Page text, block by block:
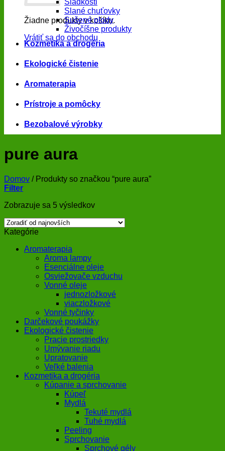
Žiadne produkty v košíku.
Vrátiť sa do obchodu
Sladkosti
Slané chuťovky
Sušené plody
Živočíšne produkty
Kozmetika a drogéria
Ekologické čistenie
Aromaterapia
Prístroje a pomôcky
Bezobalové výrobky
pure aura
Domov /Produkty so značkou “pure aura”
Filter
Zobrazuje sa 5 výsledkovZoradené
najnovších
Kategórie
Aromaterapia
Aroma lampy
Esenciálne oleje
Osviežovače vzduchu
Vonné oleje
jednozložkové
viaczložkové
Vonné tyčinky
Darčekové poukážky
Ekologické čistenie
Pracie prostriedky
Umývanie riadu
Upratovanie
Veľké balenia
Kozmetika a drogéria
Kúpanie a sprchovanie
Kúpeľ
Mydlá
Tekuté mydlá
Tuhé mydlá
Peeling
Sprchovanie
Sprchové gély